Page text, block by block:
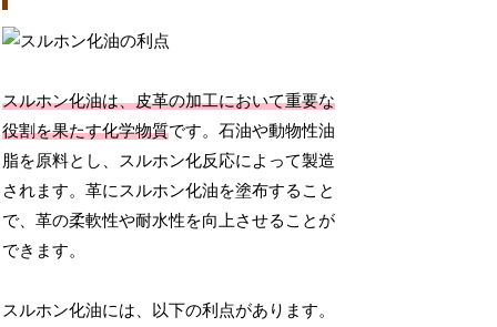
スルホン化油は、皮革の加工において重要な
役割を果たす化学物質です。石油や動物性油
脂を原料とし、スルホン化反応によって製造
されます。革にスルホン化油を塗布すること
で、革の柔軟性や耐水性を向上させることが
できます。
スルホン化油には、以下の利点があります。